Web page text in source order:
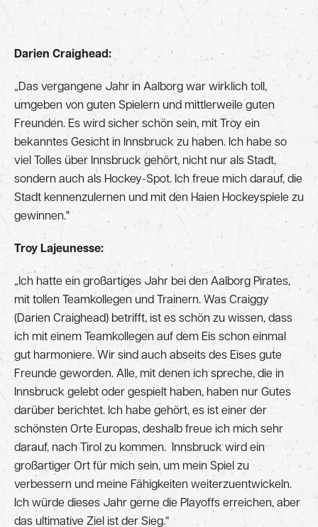
Darien Craighead:
„Das vergangene Jahr in Aalborg war wirklich toll,
umgeben von guten Spielern und mittlerweile guten
Freunden. Es wird sicher schön sein, mit Troy ein
bekanntes Gesicht in Innsbruck zu haben. Ich habe so
viel Tolles über Innsbruck gehört, nicht nur als Stadt,
sondern auch als Hockey-Spot. Ich freue mich darauf, die
Stadt kennenzulernen und mit den Haien Hockeyspiele zu
gewinnen."
Troy Lajeunesse:
„Ich hatte ein großartiges Jahr bei den Aalborg Pirates,
mit tollen Teamkollegen und Trainern. Was Craiggy
(Darien Craighead) betrifft, ist es schön zu wissen, dass
ich mit einem Teamkollegen auf dem Eis schon einmal
gut harmoniere. Wir sind auch abseits des Eises gute
Freunde geworden. Alle, mit denen ich spreche, die in
Innsbruck gelebt oder gespielt haben, haben nur Gutes
darüber berichtet. Ich habe gehört, es ist einer der
schönsten Orte Europas, deshalb freue ich mich sehr
darauf, nach Tirol zu kommen. Innsbruck wird ein
großartiger Ort für mich sein, um mein Spiel zu
verbessern und meine Fähigkeiten weiterzuentwickeln.
Ich würde dieses Jahr gerne die Playoffs erreichen, aber
das ultimative Ziel ist der Sieg.“